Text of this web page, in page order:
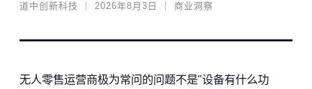
道中创新科技 ｜ 2026年8月3日 ｜ 商业洞察
无人零售运营商极为常问的问题不是"设备有什么功